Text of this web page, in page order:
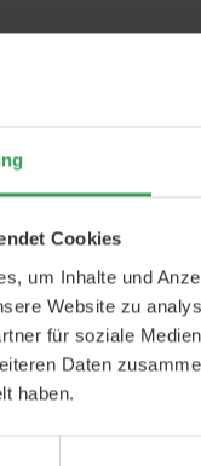
Cookies
um Inhalte und
Website zu
für soziale
Daten
haben.